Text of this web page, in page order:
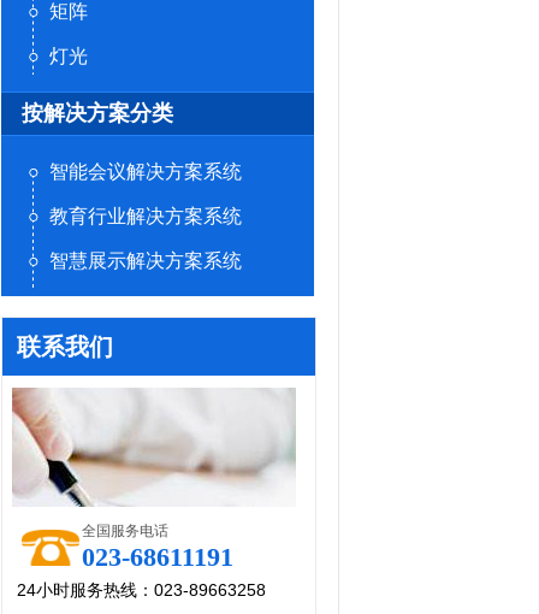
矩阵
灯光
按解决方案分类
智能会议解决方案系统
教育行业解决方案系统
智慧展示解决方案系统
联系我们
全国服务电话
023-68611191
24小时服务热线：023-89663258